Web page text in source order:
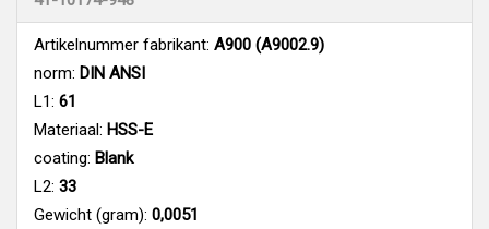
Artikelnummer fabrikant: A900 (A9002.9)
norm: DIN ANSI
L1: 61
Materiaal: HSS-E
coating: Blank
L2: 33
Gewicht (gram): 0,0051